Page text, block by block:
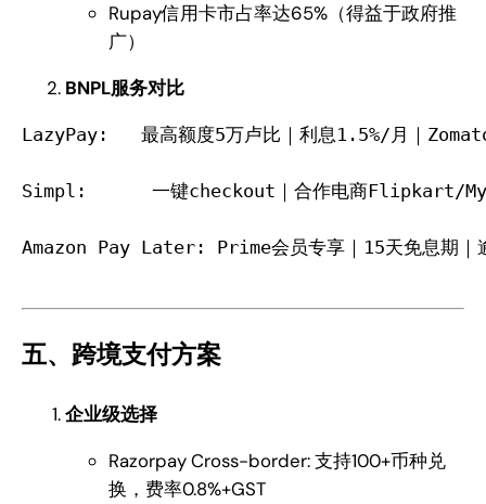
Rupay信用卡市占率达65%（得益于政府推
广）
BNPL服务对比
LazyPay:   最高额度5万卢比｜利息1.5%/月｜
Simpl:      一键checkout｜合作电商Flipkart/
Amazon Pay Later: Prime会员专享｜15天免息期｜
五、跨境支付方案
企业级选择
Razorpay Cross-border: 支持100+币种兑
换，费率0.8%+GST